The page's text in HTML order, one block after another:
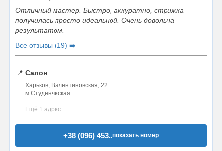
Отличный мастер. Быстро, аккуратно, стрижка
получилась просто идеальной. Очень довольна
результатом.
Все отзывы (19) ➡️
📍 Салон
Харьков, Валентиновская, 22
м.Студенческая
Ещё 1 адрес
+38 (096) 453..показать номер